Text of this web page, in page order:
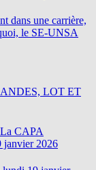
dans une carrière,
le SE-UNSA
LOT ET
CAPA
janvier 2026